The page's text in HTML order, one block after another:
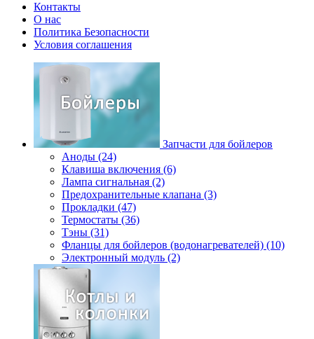
Контакты
О нас
Политика Безопасности
Условия соглашения
Запчасти для бойлеров
Аноды (24)
Клавиша включения (6)
Лампа сигнальная (2)
Предохранительные клапана (3)
Прокладки (47)
Термостаты (36)
Тэны (31)
Фланцы для бойлеров (водонагревателей) (10)
Электронный модуль (2)